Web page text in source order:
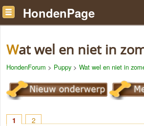
HondenPage
Wat wel en niet in
HondenForum > Puppy > Wat wel en niet in
1 2